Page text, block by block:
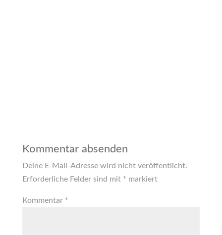
Kommentar absenden
Deine E-Mail-Adresse wird nicht veröffentlicht.
Erforderliche Felder sind mit * markiert
Kommentar *